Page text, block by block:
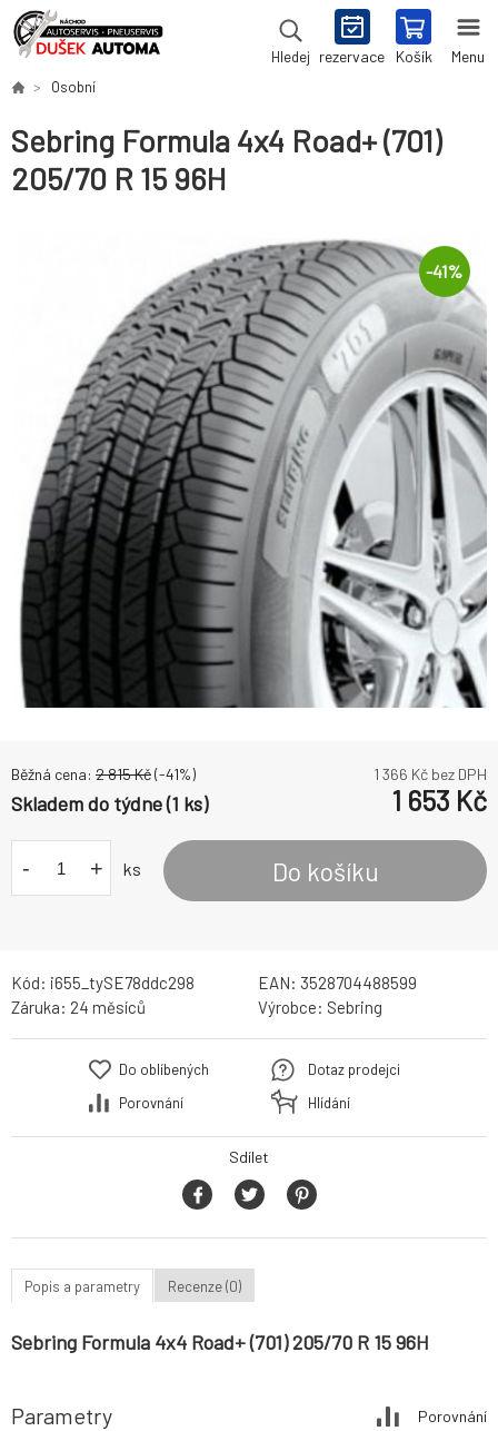
Hledej rezervace Košík Menu
Osobní
Sebring Formula 4x4 Road+ (701)
205/70 R 15 96H
-41%
Běžná cena: 2 815Kč(-41%) 1 366 Kč bez DPH
Skladem do týdne (1 ks) 1 653 Kč
- + ks Do košíku
Kód: i655_tySE78ddc298 EAN: 3528704488599
Záruka: 24 měsíců Výrobce: Sebring
Do oblíbených
Porovnání
Dotaz prodejci
Hlídání
Sdílet
Popis a parametry Recenze (0)
Sebring Formula 4x4 Road+ (701) 205/70 R 15 96H
Parametry Porovnání